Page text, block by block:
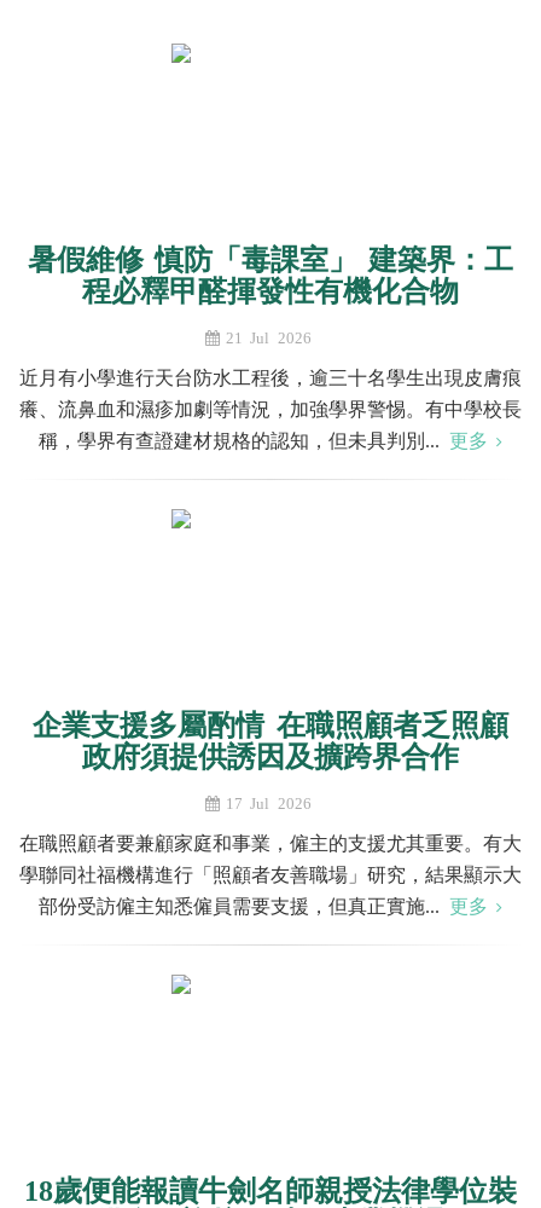
暑假維修 慎防「毒課室」 建築界：工
程必釋甲醛揮發性有機化合物
21 Jul 2026
近月有小學進行天台防水工程後，逾三十名學生出現皮膚痕
癢、流鼻血和濕疹加劇等情況，加強學界警惕。有中學校長
稱，學界有查證建材規格的認知，但未具判別... 更多
企業支援多屬酌情 在職照顧者乏照顧
政府須提供誘因及擴跨界合作
17 Jul 2026
在職照顧者要兼顧家庭和事業，僱主的支援尤其重要。有大
學聯同社福機構進行「照顧者友善職場」研究，結果顯示大
部份受訪僱主知悉僱員需要支援，但真正實施... 更多
18歲便能報讀牛劍名師親授法律學位裝